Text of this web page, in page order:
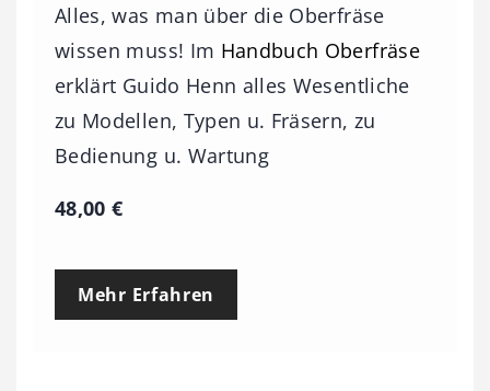
Alles, was man über die Oberfräse
wissen muss! Im Handbuch Oberfräse
erklärt Guido Henn alles Wesentliche
zu Modellen, Typen u. Fräsern, zu
Bedienung u. Wartung
48,00€
Mehr Erfahren